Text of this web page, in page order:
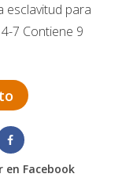
esclavitud para
7 Contiene 9
en Facebook